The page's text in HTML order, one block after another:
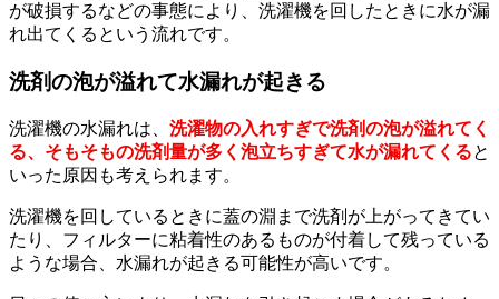
が破損するなどの事態により、洗濯機を回したときに水が漏
れ出てくるという流れです。
洗剤の泡が溢れて水漏れが起きる
洗濯機の水漏れは、 洗濯物の入れすぎで洗剤の泡が溢れてく
る、そもそもの洗剤量が多く泡立ちすぎて水が漏れてくると
いった原因も考えられます。
洗濯機を回しているときに蓋の淵まで洗剤が上がってきてい
たり、フィルターに粘着性のあるものが付着して残っている
ような場合、水漏れが起きる可能性が高いです。